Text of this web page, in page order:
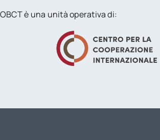
OBCT è una unità operativa di: